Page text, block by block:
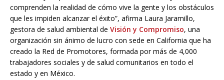
comprenden la realidad de cómo vive la gente y los obstáculos
que les impiden alcanzar el éxito”, afirma Laura Jaramillo,
gestora de salud ambiental de Visióny Compromiso, una
organización sin ánimo de lucro con sede en California que ha
creado la Red de Promotores, formada por más de 4,000
trabajadores sociales y de salud comunitarios en todo el
estado y en México.